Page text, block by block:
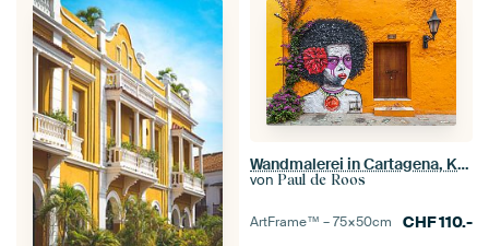
Wandmalerei in Cartagena, Kolumbien
von Paul de Roos
ArtFrame™ –75×50cm CHF110.-